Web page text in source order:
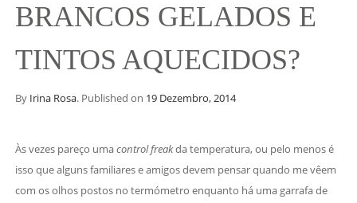
BRANCOS GELADOS E
TINTOS AQUECIDOS?
By Irina Rosa. Published on 19 Dezembro, 2014
Às vezes pareço umacontrol freakda temperatura, ou pelo menos é
isso que alguns familiares e amigos devem pensar quando me vêem
com os olhos postos no termómetro enquanto há uma garrafa de